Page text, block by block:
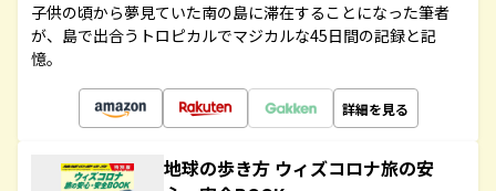
子供の頃から夢見ていた南の島に滞在することになった筆者
が、島で出合うトロピカルでマジカルな45日間の記録と記
憶。
詳細を見る
地球の歩き方 ウィズコロナ旅の安